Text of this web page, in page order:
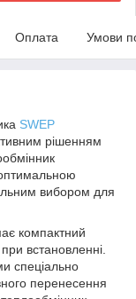
Оплата Умови
SWEP
рішенням
вибором для
компактний
встановленні.
спеціально
перенесення